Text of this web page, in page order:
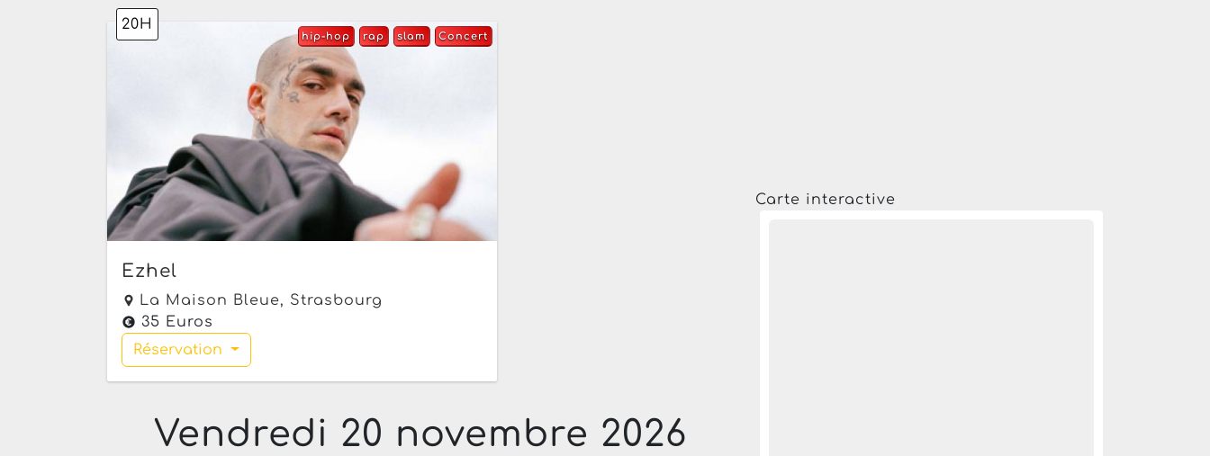
Carte interactive
20H
Concert
slam
rap
hip-hop
Ezhel
La Maison Bleue, Strasbourg
35 Euros
Réservation
Vendredi 20 novembre 2026